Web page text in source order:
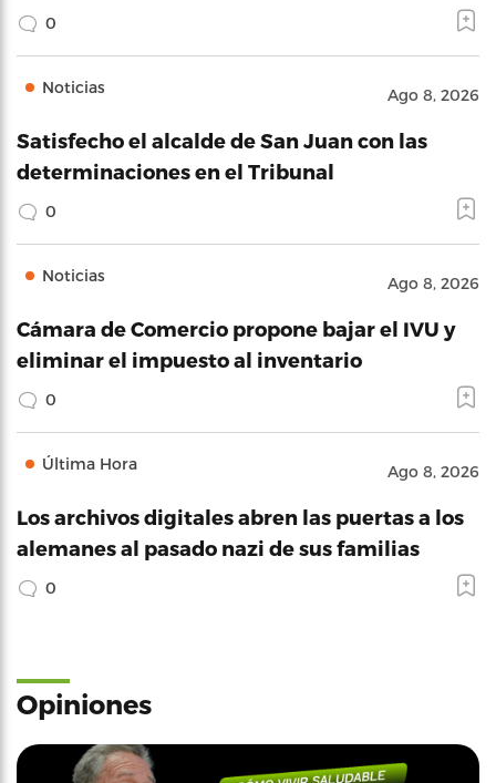
0
Noticias Ago 8, 2026
Satisfecho el alcalde de San Juan con las
determinaciones en el Tribunal
0
Noticias Ago 8, 2026
Cámara de Comercio propone bajar el IVU y
eliminar el impuesto al inventario
0
Última Hora Ago 8, 2026
Los archivos digitales abren las puertas a los
alemanes al pasado nazi de sus familias
0
Opiniones